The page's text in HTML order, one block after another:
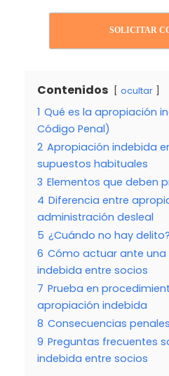
SOLICITAR
Contenidos ocultar
1 Qué es la apropiación
Código Penal)
2 Apropiación indebida
supuestos habituales
3 Elementos que deben
4 Diferencia entre
administración desleal
5 ¿Cuándo no hay delito?
6 Cómo actuar ante
indebida entre socios
7 Prueba en
apropiación indebida
8 Consecuencias penales
9 Preguntas frecuentes
indebida entre socios